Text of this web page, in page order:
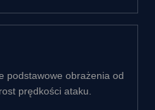
podstawowe obrażenia od
prędkości ataku.